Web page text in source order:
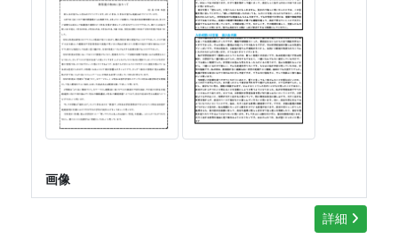
画像
詳細